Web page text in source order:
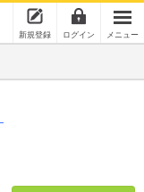
新規登録 ログイン メニュー